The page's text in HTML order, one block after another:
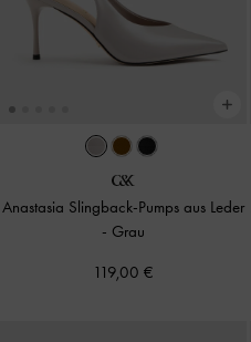
Anastasia Slingback-Pumps aus Leder
- Grau
119,00 €